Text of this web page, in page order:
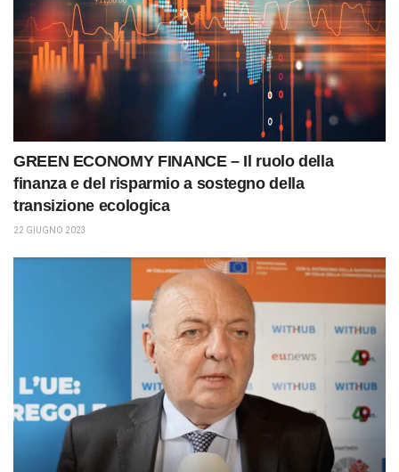
GREEN ECONOMY FINANCE – Il ruolo della
finanza e del risparmio a sostegno della
transizione ecologica
22 GIUGNO 2023